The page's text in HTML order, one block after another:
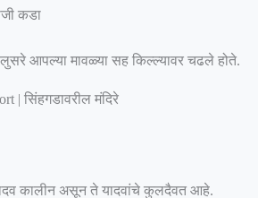
कडा
आपल्या मावळ्या सह किल्ल्यावर चढले होते.
| सिंहगडावरील मंदिरे
कालीन असून ते यादवांचे कुलदैवत आहे.